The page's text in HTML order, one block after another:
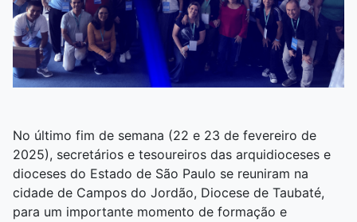
No último fim de semana (22 e 23 de fevereiro de
2025), secretários e tesoureiros das arquidioceses e
dioceses do Estado de São Paulo se reuniram na
cidade de Campos do Jordão, Diocese de Taubaté,
para um importante momento de formação e